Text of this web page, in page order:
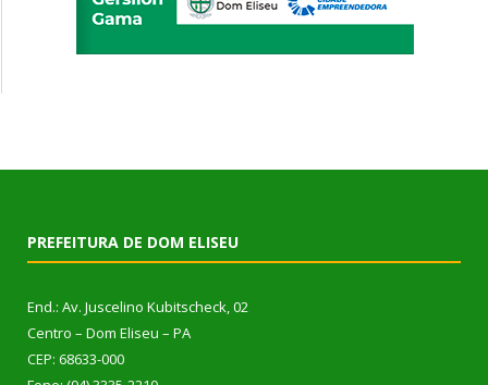
PREFEITURA DE DOM ELISEU
End.: Av. Juscelino Kubitscheck, 02
Centro – Dom Eliseu – PA
CEP: 68633-000